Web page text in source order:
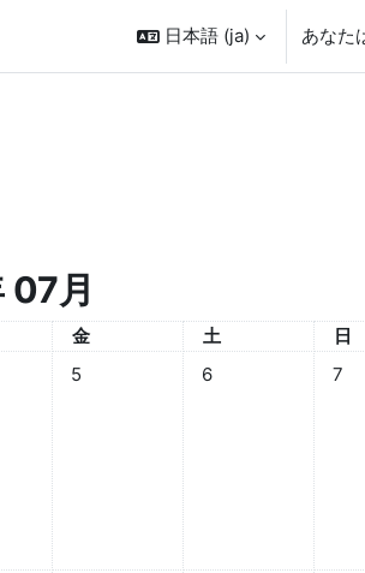
日本語 ‎(ja)‎ あなた
月
金曜日
金 土曜日
土 日
日
3日し 2024年 07月 4日
イベントなし 2024年 07月 5日
5 イベントなし 2024年
6 イ
7